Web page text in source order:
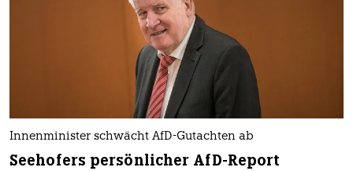
Innenminister schwächt AfD-Gutachten ab
Seehofers persönlicher AfD-Report